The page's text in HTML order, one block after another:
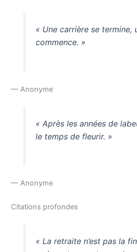
« Une carrière se termine,
commence. »
— Anonyme
« Après les années de
le temps de fleurir. »
— Anonyme
Citations profondes
« La retraite n’est pas la